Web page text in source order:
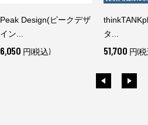
Peak Design(ピークデザ
イン...
6,050 円(税込)
タ...
51,700 円(